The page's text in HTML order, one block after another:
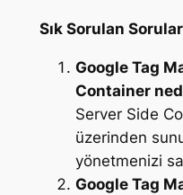
Sık Sorulan
Google Tag
Container
Server Side
üzerinden
yönetmenizi
Google Tag